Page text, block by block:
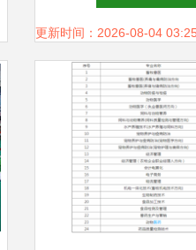
舞
更新时间：2026-08-04